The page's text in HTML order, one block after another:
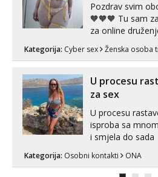
Pozdrav svim
🧡🧡🧡 Tu sam
za online
možete zabaviti
ako vam nisam
😉 Radim i
line pozive. Za
Kategorija: Cyber sex Ženska osoba
U procesu
za sex
U procesu
isproba sa
i smjela do sada
Kategorija: Osobni kontakti ONA